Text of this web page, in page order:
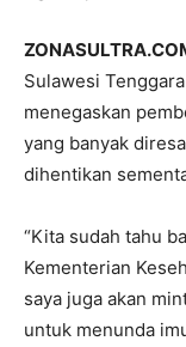
Sulawesi
menegaskan
yang banyak
dihentikan
“Kita sudah tahu
Kementerian
saya juga akan
untuk menunda